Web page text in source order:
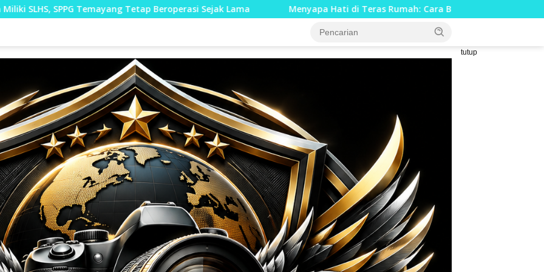
Tetap Beroperasi Sejak Lama Menyapa Hati di Teras Rumah: Cara Babinsa Kesongo Rajut Kebersamaan di TMMD
tutup